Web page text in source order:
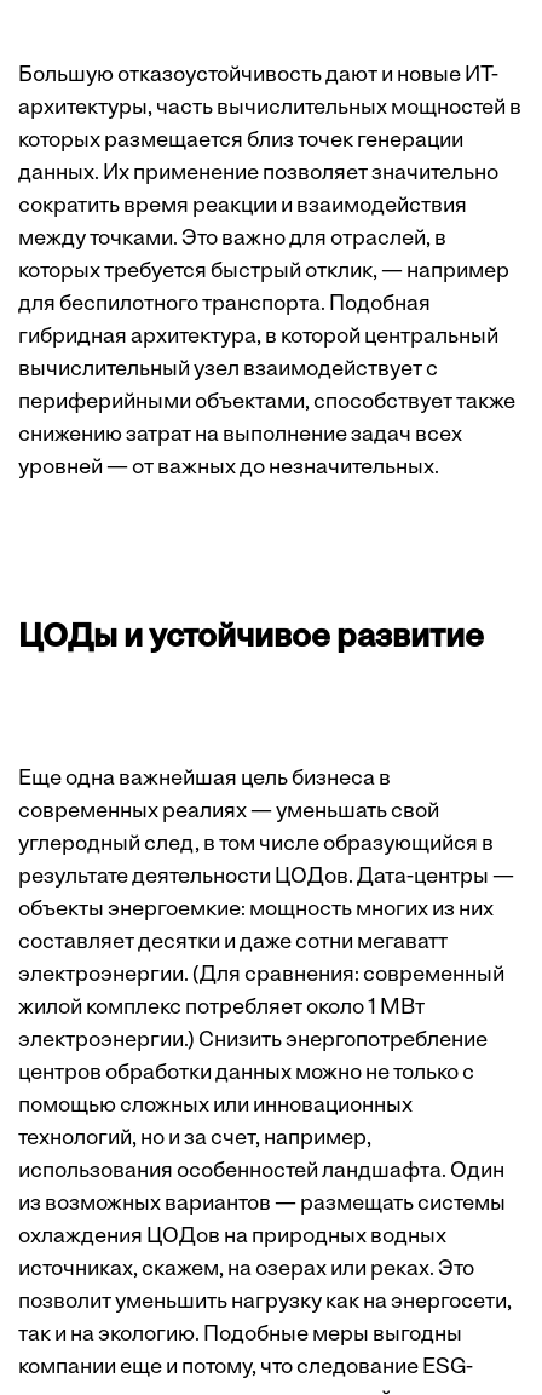
Большую отказоустойчивость дают и новые ИТ-
архитектуры, часть вычислительных мощностей в
которых размещается близ точек генерации
данных. Их применение позволяет значительно
сократить время реакции и взаимодействия
между точками. Это важно для отраслей, в
которых требуется быстрый отклик, — например
для беспилотного транспорта. Подобная
гибридная архитектура, в которой центральный
вычислительный узел взаимодействует с
периферийными объектами, способствует также
снижению затрат на выполнение задач всех
уровней — от важных до незначительных.
ЦОДы и устойчивое развитие
Еще одна важнейшая цель бизнеса в
современных реалиях — уменьшать свой
углеродный след, в том числе образующийся в
результате деятельности ЦОДов. Дата-центры —
объекты энергоемкие: мощность многих из них
составляет десятки и даже сотни мегаватт
электроэнергии. (Для сравнения: современный
жилой комплекс потребляет около 1 МВт
электроэнергии.) Снизить энергопотребление
центров обработки данных можно не только с
помощью сложных или инновационных
технологий, но и за счет, например,
использования особенностей ландшафта. Один
из возможных вариантов — размещать системы
охлаждения ЦОДов на природных водных
источниках, скажем, на озерах или реках. Это
позволит уменьшить нагрузку как на энергосети,
так и на экологию. Подобные меры выгодны
компании еще и потому, что следование ESG-